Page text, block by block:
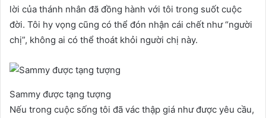
lời của thánh nhân đã đồng hành với tôi trong suốt cuộc
đời. Tôi hy vọng cũng có thể đón nhận cái chết như “người
chị”, không ai có thể thoát khỏi người chị này.
Sammy được tạng tượng
Nếu trong cuộc sống tôi đã vác thập giá như được yêu cầu,